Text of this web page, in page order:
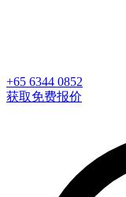
+65 6344 0852
获取免费报价